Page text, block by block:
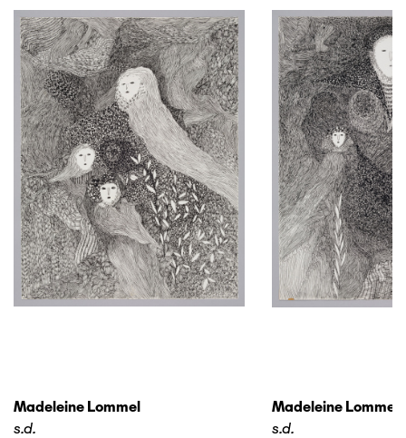
Madeleine Lommel
s.d.
Madeleine Lommel
s.d.